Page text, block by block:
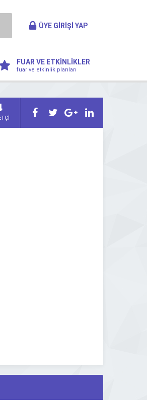
ÜYE GİRİŞİ YAP
FUAR VE ETKİNLİKLER
fuar ve etkinlik planları